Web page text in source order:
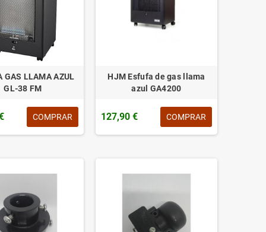
GAS LLAMA AZUL
GL-38 FM
COMPRAR
HJM Esfufa de gas llama
azul GA4200
127,90 € COMPRAR